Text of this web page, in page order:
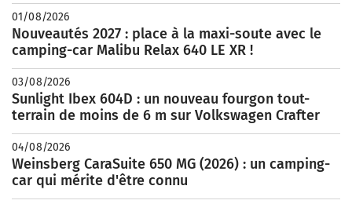
01/08/2026
Nouveautés 2027 : place à la maxi-soute avec le
camping-car Malibu Relax 640 LE XR !
03/08/2026
Sunlight Ibex 604D : un nouveau fourgon tout-
terrain de moins de 6 m sur Volkswagen Crafter
04/08/2026
Weinsberg CaraSuite 650 MG (2026) : un camping-
car qui mérite d'être connu